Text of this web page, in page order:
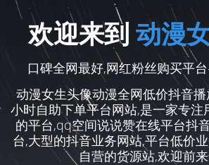
欢迎来到 动漫
口碑全网最好,网红粉丝购买平
动漫女生头像动漫全网低价抖音
小时自助下单平台网站,是一家专注
的平台,qq空间说说赞在线平台抖
台,大型的抖音业务网站,平台低价
自营的货源站,欢迎前